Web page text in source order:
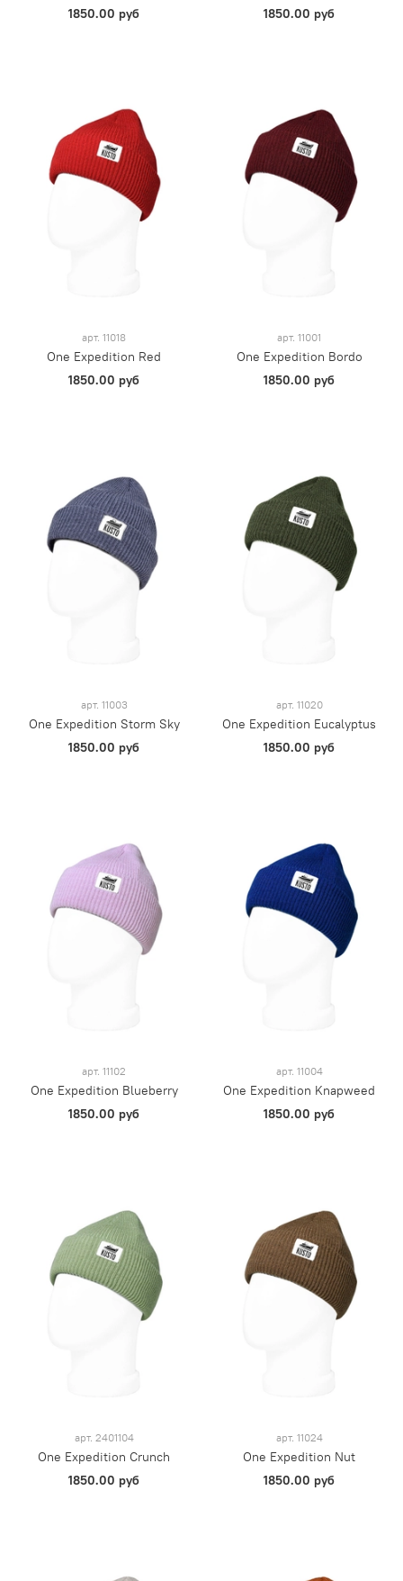
1850.00 руб
1850.00 руб
арт. 11018
One Expedition Red
1850.00 руб
арт. 11001
One Expedition Bordo
1850.00 руб
арт. 11003
One Expedition Storm Sky
1850.00 руб
арт. 11020
One Expedition Eucalyptus
1850.00 руб
арт. 11102
One Expedition Blueberry
1850.00 руб
арт. 11004
One Expedition Knapweed
1850.00 руб
арт. 2401104
One Expedition Crunch
1850.00 руб
арт. 11024
One Expedition Nut
1850.00 руб